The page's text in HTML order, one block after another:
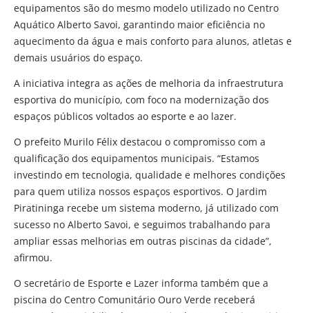
equipamentos são do mesmo modelo utilizado no Centro
Aquático Alberto Savoi, garantindo maior eficiência no
aquecimento da água e mais conforto para alunos, atletas e
demais usuários do espaço.
A iniciativa integra as ações de melhoria da infraestrutura
esportiva do município, com foco na modernização dos
espaços públicos voltados ao esporte e ao lazer.
O prefeito Murilo Félix destacou o compromisso com a
qualificação dos equipamentos municipais. “Estamos
investindo em tecnologia, qualidade e melhores condições
para quem utiliza nossos espaços esportivos. O Jardim
Piratininga recebe um sistema moderno, já utilizado com
sucesso no Alberto Savoi, e seguimos trabalhando para
ampliar essas melhorias em outras piscinas da cidade”,
afirmou.
O secretário de Esporte e Lazer informa também que a
piscina do Centro Comunitário Ouro Verde receberá